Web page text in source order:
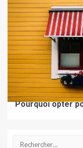
TRAVAUX &
Pourquoi opter
Rechercher :